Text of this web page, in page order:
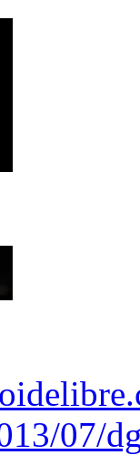
07/